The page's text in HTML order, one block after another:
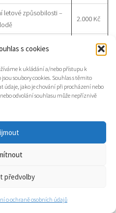
s cookies
k ukládání a/nebo přístupu k
soubory cookies. Souhlas s těmito
jako je chování při procházení nebo
odvolání souhlasu může nepříznivě
předvolby
o ochraně osobních údajů
letové způsobilosti –
2.000 Kč
5.000 Kč
letové způsobilosti –
letadla
6.000 Kč
letové způsobilosti –
letové způsobilosti –
Kč
ultralehká letadla